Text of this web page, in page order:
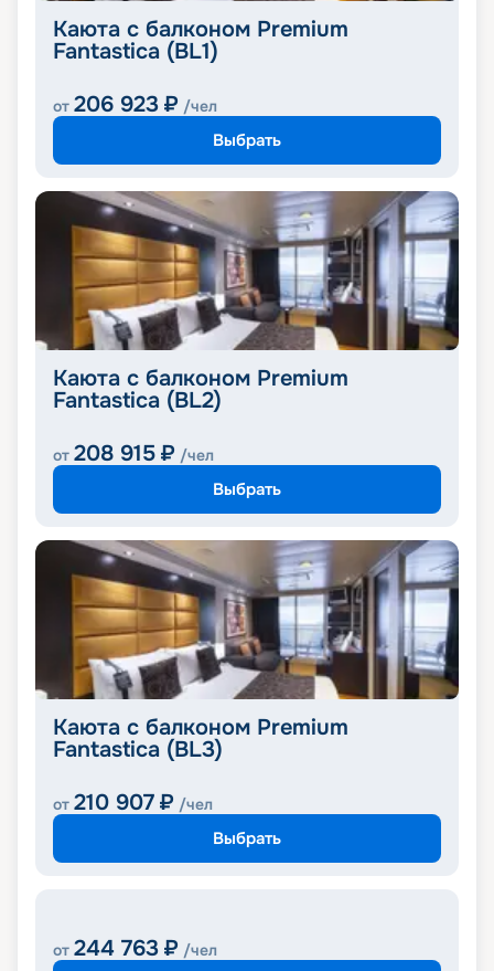
Каюта с балконом Premium
Fantastica (BL1)
от 206 923 ₽ /чел
Выбрать
Каюта с балконом Premium
Fantastica (BL2)
от 208 915 ₽ /чел
Выбрать
Каюта с балконом Premium
Fantastica (BL3)
от 210 907 ₽ /чел
Выбрать
от 244 763 ₽ /чел